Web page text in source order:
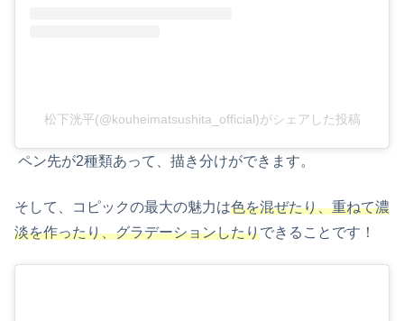
松下洸平(@kouheimatsushita_official)がシェアした投稿
ペン先が2種類あって、描き分けができます。
そして、コピックの最大の魅力は色を混ぜたり、重ねて濃
淡を作ったり、グラデーションしたりできることです！